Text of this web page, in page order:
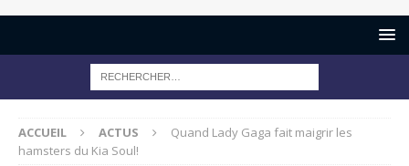
ACCUEIL ACTUS
Quand Lady Gaga fait maigrir les
hamsters du Kia Soul!